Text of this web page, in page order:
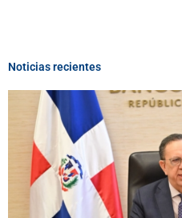
Noticias recientes